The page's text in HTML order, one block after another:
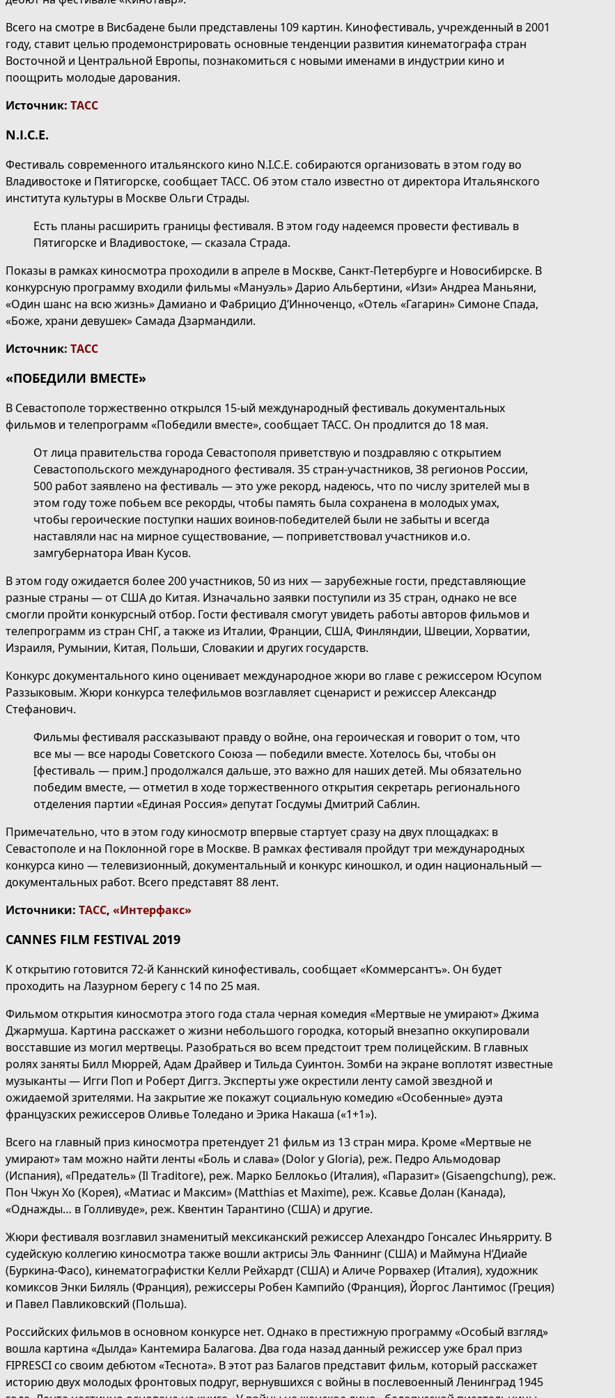
Всего на смотре в Висбадене были представлены 109 картин. Кинофестиваль, учрежденный в 2001
году, ставит целью продемонстрировать основные тенденции развития кинематографа стран
Восточной и Центральной Европы, познакомиться с новыми именами в индустрии кино и
поощрить молодые дарования.
Источник: ТАСС
N.I.C.E.
Фестиваль современного итальянского кино N.I.C.E. собираются организовать в этом году во
Владивостоке и Пятигорске, сообщает ТАСС. Об этом стало известно от директора Итальянского
института культуры в Москве Ольги Страды.
Есть планы расширить границы фестиваля. В этом году надеемся провести фестиваль в
Пятигорске и Владивостоке, — сказала Страда.
Показы в рамках киносмотра проходили в апреле в Москве, Санкт-Петербурге и Новосибирске. В
конкурсную программу входили фильмы «Мануэль» Дарио Альбертини, «Изи» Андреа Маньяни,
«Один шанс на всю жизнь» Дамиано и Фабрицио Д’Инноченцо, «Отель «Гагарин» Симоне Спада,
«Боже, храни девушек» Самада Дзармандили.
Источник: ТАСС
«ПОБЕДИЛИ ВМЕСТЕ»
В Севастополе торжественно открылся 15-ый международный фестиваль документальных
фильмов и телепрограмм «Победили вместе», сообщает ТАСС. Он продлится до 18 мая.
От лица правительства города Севастополя приветствую и поздравляю с открытием
Севастопольского международного фестиваля. 35 стран-участников, 38 регионов России,
500 работ заявлено на фестиваль — это уже рекорд, надеюсь, что по числу зрителей мы в
этом году тоже побьем все рекорды, чтобы память была сохранена в молодых умах,
чтобы героические поступки наших воинов-победителей были не забыты и всегда
наставляли нас на мирное существование, — поприветствовал участников и.о.
замгубернатора Иван Кусов.
В этом году ожидается более 200 участников, 50 из них — зарубежные гости, представляющие
разные страны — от США до Китая. Изначально заявки поступили из 35 стран, однако не все
смогли пройти конкурсный отбор. Гости фестиваля смогут увидеть работы авторов фильмов и
телепрограмм из стран СНГ, а также из Италии, Франции, США, Финляндии, Швеции, Хорватии,
Израиля, Румынии, Китая, Польши, Словакии и других государств.
Конкурс документального кино оценивает международное жюри во главе с режиссером Юсупом
Раззыковым. Жюри конкурса телефильмов возглавляет сценарист и режиссер Александр
Стефанович.
Фильмы фестиваля рассказывают правду о войне, она героическая и говорит о том, что
все мы — все народы Советского Союза — победили вместе. Хотелось бы, чтобы он
[фестиваль — прим.] продолжался дальше, это важно для наших детей. Мы обязательно
победим вместе, — отметил в ходе торжественного открытия секретарь регионального
отделения партии «Единая Россия» депутат Госдумы Дмитрий Саблин.
Примечательно, что в этом году киносмотр впервые стартует сразу на двух площадках: в
Севастополе и на Поклонной горе в Москве. В рамках фестиваля пройдут три международных
конкурса кино — телевизионный, документальный и конкурс киношкол, и один национальный —
документальных работ. Всего представят 88 лент.
Источники: ТАСС, «Интерфакс»
CANNES FILM FESTIVAL 2019
К открытию готовится 72-й Каннский кинофестиваль, сообщает «Коммерсантъ». Он будет
проходить на Лазурном берегу с 14 по 25 мая.
Фильмом открытия киносмотра этого года стала черная комедия «Мертвые не умирают» Джима
Джармуша. Картина расскажет о жизни небольшого городка, который внезапно оккупировали
восставшие из могил мертвецы. Разобраться во всем предстоит трем полицейским. В главных
ролях заняты Билл Мюррей, Адам Драйвер и Тильда Суинтон. Зомби на экране воплотят известные
музыканты — Игги Поп и Роберт Диггз. Эксперты уже окрестили ленту самой звездной и
ожидаемой зрителями. На закрытие же покажут социальную комедию «Особенные» дуэта
французских режиссеров Оливье Толедано и Эрика Накаша («1+1»).
Всего на главный приз киносмотра претендует 21 фильм из 13 стран мира. Кроме «Мертвые не
умирают» там можно найти ленты «Боль и слава» (Dolor y Gloria), реж. Педро Альмодовар
(Испания), «Предатель» (Il Traditore), реж. Марко Беллокьо (Италия), «Паразит» (Gisaengchung), реж.
Пон Чжун Хо (Корея), «Матиас и Максим» (Matthias et Maxime), реж. Ксавье Долан (Канада),
«Однажды… в Голливуде», реж. Квентин Тарантино (США) и другие.
Жюри фестиваля возглавил знаменитый мексиканский режиссер Алехандро Гонсалес Иньярриту. В
судейскую коллегию киносмотра также вошли актрисы Эль Фаннинг (США) и Маймуна Н’Диайе
(Буркина-Фасо), кинематографистки Келли Рейхардт (США) и Аличе Рорвахер (Италия), художник
комиксов Энки Биляль (Франция), режиссеры Робен Кампийо (Франция), Йоргос Лантимос (Греция)
и Павел Павликовский (Польша).
Российских фильмов в основном конкурсе нет. Однако в престижную программу «Особый взгляд»
вошла картина «Дылда» Кантемира Балагова. Два года назад данный режиссер уже брал приз
FIPRESCI со своим дебютом «Теснота». В этот раз Балагов представит фильм, который расскажет
историю двух молодых фронтовых подруг, вернувшихся с войны в послевоенный Ленинград 1945